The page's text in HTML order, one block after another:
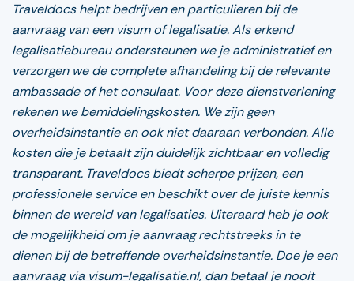
Traveldocs helpt bedrijven en particulieren bij de
aanvraag van een visum of legalisatie. Als erkend
legalisatiebureau ondersteunen we je administratief en
verzorgen we de complete afhandeling bij de relevante
ambassade of het consulaat. Voor deze dienstverlening
rekenen we bemiddelingskosten. We zijn geen
overheidsinstantie en ook niet daaraan verbonden. Alle
kosten die je betaalt zijn duidelijk zichtbaar en volledig
transparant. Traveldocs biedt scherpe prijzen, een
professionele service en beschikt over de juiste kennis
binnen de wereld van legalisaties. Uiteraard heb je ook
de mogelijkheid om je aanvraag rechtstreeks in te
dienen bij de betreffende overheidsinstantie. Doe je een
aanvraag via visum-legalisatie.nl, dan betaal je nooit